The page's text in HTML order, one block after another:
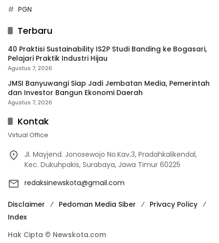
PGN
Terbaru
40 Praktisi Sustainability IS2P Studi Banding ke Bogasari,
Pelajari Praktik Industri Hijau
Agustus 7, 2026
JMSI Banyuwangi Siap Jadi Jembatan Media, Pemerintah
dan Investor Bangun Ekonomi Daerah
Agustus 7, 2026
Kontak
Virtual Office
Jl. Mayjend. Jonosewojo No.Kav.3, Pradahkalikendal,
Kec. Dukuhpakis, Surabaya, Jawa Timur 60225
redaksinewskota@gmail.com
Disclaimer Pedoman Media Siber
Privacy Policy
Index
Hak Cipta © Newskota.com